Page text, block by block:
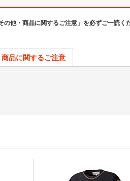
の他・商品に関するご注意」を必ずご一読く
商品に関するご注意